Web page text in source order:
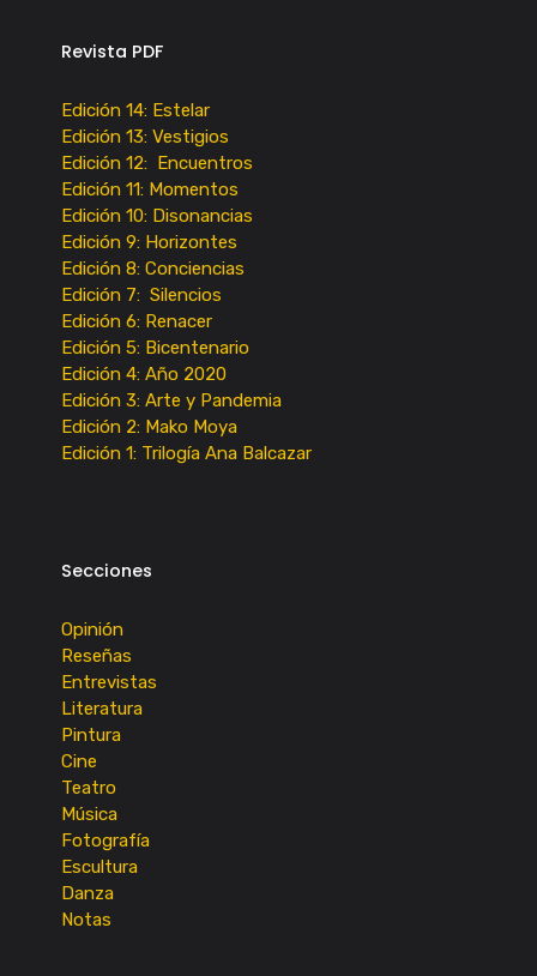
Revista PDF
Edición 14: Estelar
Edición 13: Vestigios
Edición 12: Encuentros
Edición 11: Momentos
Edición 10: Disonancias
Edición 9: Horizontes
Edición 8: Conciencias
Edición 7: Silencios
Edición 6: Renacer
Edición 5: Bicentenario
Edición 4: Año 2020
Edición 3: Arte y Pandemia
Edición 2: Mako Moya
Edición 1: Trilogía Ana Balcazar
Secciones
Opinión
Reseñas
Entrevistas
Literatura
Pintura
Cine
Teatro
Música
Fotografía
Escultura
Danza
Notas